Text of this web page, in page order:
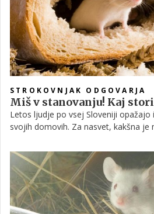
STROKOVNJAK ODGOVARJA
Miš v stanovanju! Kaj
Letos ljudje po vsej Sloveniji
svojih domovih. Za nasvet, kakšna je
Ivana Esenka. Preberite!